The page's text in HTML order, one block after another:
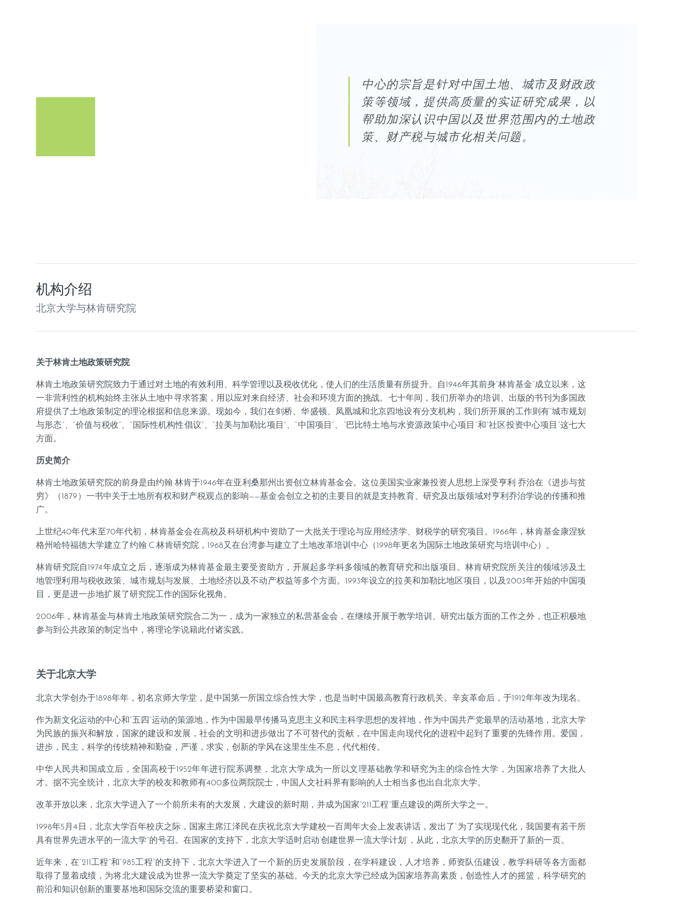
中心的宗旨是针对中国土地、城市及财政政
策等领域，提供高质量的实证研究成果，以
帮助加深认识中国以及世界范围内的土地政
策、财产税与城市化相关问题。
机构介绍
北京大学与林肯研究院
关于林肯土地政策研究院
林肯土地政策研究院致力于通过对土地的有效利用、科学管理以及税收优化，使人们的生活质量有所提升。自1946年其前身“林肯基金”成立以来，这
一非营利性的机构始终主张从土地中寻求答案，用以应对来自经济、社会和环境方面的挑战。七十年间，我们所举办的培训、出版的书刊为多国政
府提供了土地政策制定的理论根据和信息来源。现如今，我们在剑桥、华盛顿、凤凰城和北京四地设有分支机构，我们所开展的工作则有“城市规划
与形态”、“价值与税收”、“国际性机构性倡议”、“拉美与加勒比项目”、“中国项目”、“巴比特土地与水资源政策中心项目”和“社区投资中心项目”这七大
方面。
历史简介
林肯土地政策研究院的前身是由约翰·林肯于1946年在亚利桑那州出资创立林肯基金会。这位美国实业家兼投资人思想上深受亨利·乔治在《进步与贫
穷》（1879）一书中关于土地所有权和财产税观点的影响——基金会创立之初的主要目的就是支持教育、研究及出版领域对亨利乔治学说的传播和推
广。
上世纪40年代末至70年代初，林肯基金会在高校及科研机构中资助了一大批关于理论与应用经济学、财税学的研究项目。1966年，林肯基金康涅狄
格州哈特福德大学建立了约翰·C·林肯研究院，1968又在台湾参与建立了土地改革培训中心（1998年更名为国际土地政策研究与培训中心）。
林肯研究院自1974年成立之后，逐渐成为林肯基金最主要受资助方，开展起多学科多领域的教育研究和出版项目。林肯研究院所关注的领域涉及土
地管理利用与税收政策、城市规划与发展、土地经济以及不动产权益等多个方面。1993年设立的拉美和加勒比地区项目，以及2003年开始的中国项
目，更是进一步地扩展了研究院工作的国际化视角。
2006年，林肯基金与林肯土地政策研究院合二为一，成为一家独立的私营基金会，在继续开展于教学培训、研究出版方面的工作之外，也正积极地
参与到公共政策的制定当中，将理论学说籍此付诸实践。
关于北京大学
北京大学创办于1898年年，初名京师大学堂，是中国第一所国立综合性大学，也是当时中国最高教育行政机关。辛亥革命后，于1912年年改为现名。
作为新文化运动的中心和“五四”运动的策源地，作为中国最早传播马克思主义和民主科学思想的发祥地，作为中国共产党最早的活动基地，北京大学
为民族的振兴和解放，国家的建设和发展，社会的文明和进步做出了不可替代的贡献，在中国走向现代化的进程中起到了重要的先锋作用。爱国，
进步，民主，科学的传统精神和勤奋，严谨，求实，创新的学风在这里生生不息，代代相传。
中华人民共和国成立后，全国高校于1952年年进行院系调整，北京大学成为一所以文理基础教学和研究为主的综合性大学，为国家培养了大批人
才。据不完全统计，北京大学的校友和教师有400多位两院院士，中国人文社科界有影响的人士相当多也出自北京大学。
改革开放以来，北京大学进入了一个前所未有的大发展，大建设的新时期，并成为国家“211工程”重点建设的两所大学之一。
1998年5月4日，北京大学百年校庆之际，国家主席江泽民在庆祝北京大学建校一百周年大会上发表讲话，发出了“为了实现现代化，我国要有若干所
具有世界先进水平的一流大学“的号召。在国家的支持下，北京大学适时启动‘创建世界一流大学计划’，从此，北京大学的历史翻开了新的一页。
近年来，在“211工程”和“985工程”的支持下，北京大学进入了一个新的历史发展阶段，在学科建设，人才培养，师资队伍建设，教学科研等各方面都
取得了显着成绩，为将北大建设成为世界一流大学奠定了坚实的基础。今天的北京大学已经成为国家培养高素质，创造性人才的摇篮，科学研究的
前沿和知识创新的重要基地和国际交流的重要桥梁和窗口。